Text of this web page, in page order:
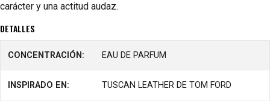
carácter y una actitud audaz.
DETALLES
CONCENTRACIÓN: EAU DE PARFUM
INSPIRADO EN: TUSCAN LEATHER DE TOM FORD